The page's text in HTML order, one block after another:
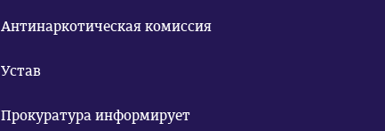
Антинаркотическая комиссия
Устав
Прокуратура информирует